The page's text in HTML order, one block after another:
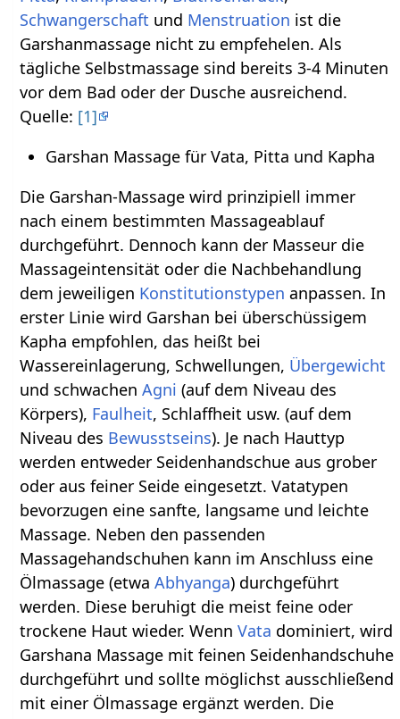
Schwangerschaft und Menstruation ist die
Garshanmassage nicht zu empfehelen. Als
tägliche Selbstmassage sind bereits 3-4 Minuten
vor dem Bad oder der Dusche ausreichend.
Quelle: [1]
Garshan Massage für Vata, Pitta und Kapha
Die Garshan-Massage wird prinzipiell immer
nach einem bestimmten Massageablauf
durchgeführt. Dennoch kann der Masseur die
Massageintensität oder die Nachbehandlung
dem jeweiligen Konstitutionstypen anpassen. In
erster Linie wird Garshan bei überschüssigem
Kapha empfohlen, das heißt bei
Wassereinlagerung, Schwellungen, Übergewicht
und schwachenAgni (auf dem Niveau des
Körpers), Faulheit, Schlaffheit usw. (auf dem
Niveau des Bewusstseins). Je nach Hauttyp
werden entweder Seidenhandschue aus grober
oder aus feiner Seide eingesetzt. Vatatypen
bevorzugen eine sanfte, langsame und leichte
Massage. Neben den passenden
Massagehandschuhen kann im Anschluss eine
Ölmassage (etwaAbhyanga) durchgeführt
werden. Diese beruhigt die meist feine oder
trockene Haut wieder. WennVata dominiert, wird
Garshana Massage mit feinen Seidenhandschuhe
durchgeführt und sollte möglichst ausschließend
mit einer Ölmassage ergänzt werden. Die